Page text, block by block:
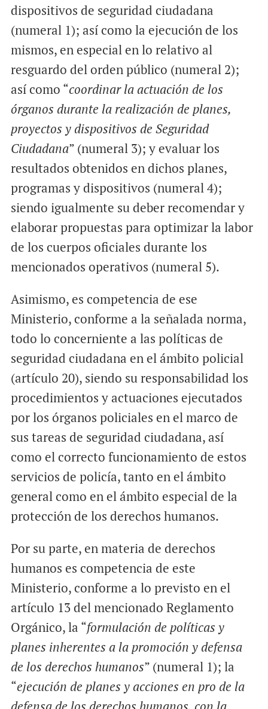
dispositivos de seguridad ciudadana
(numeral 1); así como la ejecución de los
mismos, en especial en lo relativo al
resguardo del orden público (numeral 2);
así como “coordinar la actuación de los
órganos durante la realización de planes,
proyectos y dispositivos de Seguridad
Ciudadana” (numeral 3); y evaluar los
resultados obtenidos en dichos planes,
programas y dispositivos (numeral 4);
siendo igualmente su deber recomendar y
elaborar propuestas para optimizar la labor
de los cuerpos oficiales durante los
mencionados operativos (numeral 5).
Asimismo, es competencia de ese
Ministerio, conforme a la señalada norma,
todo lo concerniente a las políticas de
seguridad ciudadana en el ámbito policial
(artículo 20), siendo su responsabilidad los
procedimientos y actuaciones ejecutados
por los órganos policiales en el marco de
sus tareas de seguridad ciudadana, así
como el correcto funcionamiento de estos
servicios de policía, tanto en el ámbito
general como en el ámbito especial de la
protección de los derechos humanos.
Por su parte, en materia de derechos
humanos es competencia de este
Ministerio, conforme a lo previsto en el
artículo 13 del mencionado Reglamento
Orgánico, la “formulación de políticas y
planes inherentes a la promoción y defensa
de los derechos humanos” (numeral 1); la
“ejecución de planes y acciones en pro de la